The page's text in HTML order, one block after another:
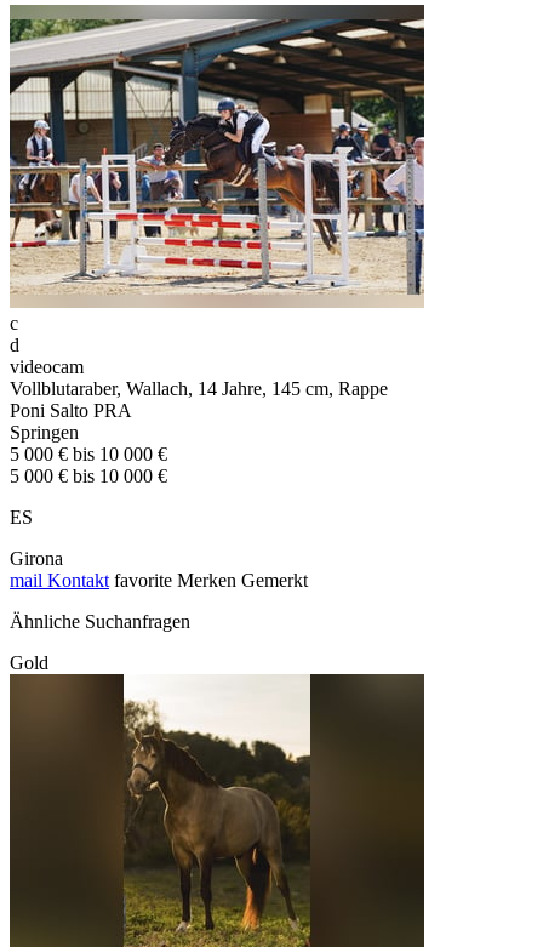
c
d
videocam
Vollblutaraber, Wallach, 14 Jahre, 145 cm, Rappe
Poni Salto PRA
Springen
5 000 € bis 10 000 €
5 000 € bis 10 000 €
ES
Girona
mail Kontakt favorite Merken Gemerkt
Ähnliche Suchanfragen
Gold